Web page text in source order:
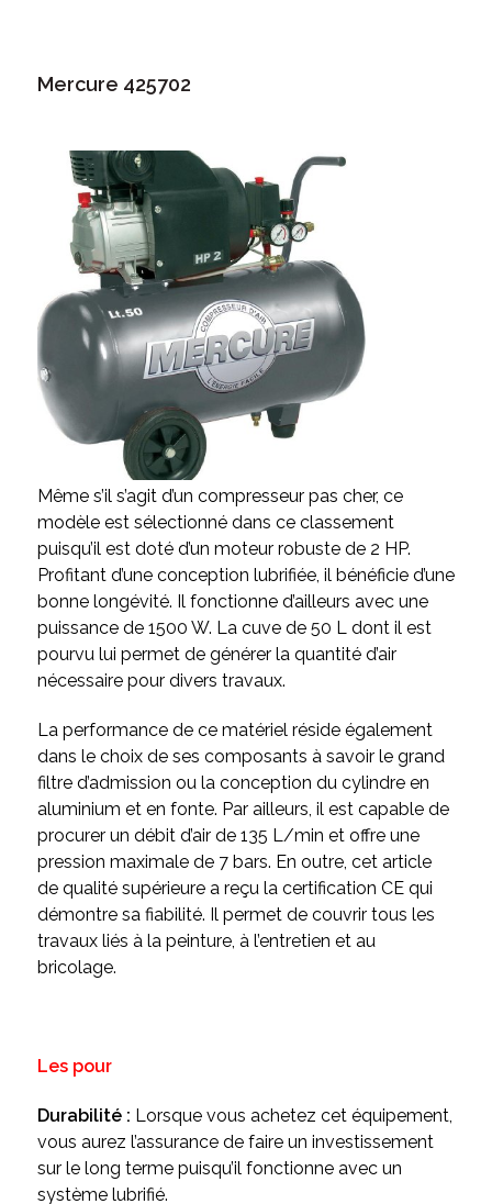
Mercure 425702
Même s’il s’agit d’un compresseur pas cher, ce
modèle est sélectionné dans ce classement
puisqu’il est doté d’un moteur robuste de 2 HP.
Profitant d’une conception lubrifiée, il bénéficie d’une
bonne longévité. Il fonctionne d’ailleurs avec une
puissance de 1500 W. La cuve de 50 L dont il est
pourvu lui permet de générer la quantité d’air
nécessaire pour divers travaux.
La performance de ce matériel réside également
dans le choix de ses composants à savoir le grand
filtre d’admission ou la conception du cylindre en
aluminium et en fonte. Par ailleurs, il est capable de
procurer un débit d’air de 135 L/min et offre une
pression maximale de 7 bars. En outre, cet article
de qualité supérieure a reçu la certification CE qui
démontre sa fiabilité. Il permet de couvrir tous les
travaux liés à la peinture, à l’entretien et au
bricolage.
Les pour
Durabilité : Lorsque vous achetez cet équipement,
vous aurez l’assurance de faire un investissement
sur le long terme puisqu’il fonctionne avec un
système lubrifié.